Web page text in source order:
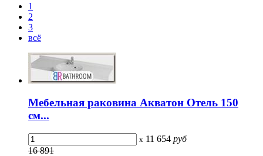
1
2
3
всё
Мебельная раковина Акватон Отель 150
см...
x 11 654 руб
16 891